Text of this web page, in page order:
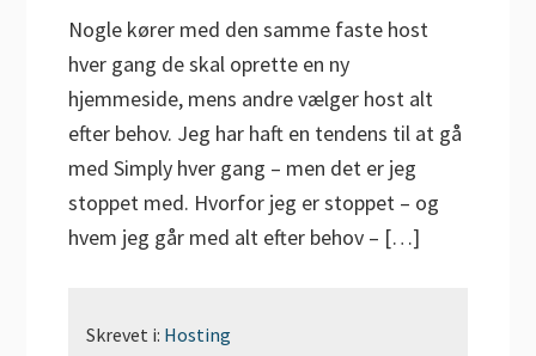
Nogle kører med den samme faste host
hver gang de skal oprette en ny
hjemmeside, mens andre vælger host alt
efter behov. Jeg har haft en tendens til at gå
med Simply hver gang – men det er jeg
stoppet med. Hvorfor jeg er stoppet – og
hvem jeg går med alt efter behov – […]
Skrevet i: Hosting